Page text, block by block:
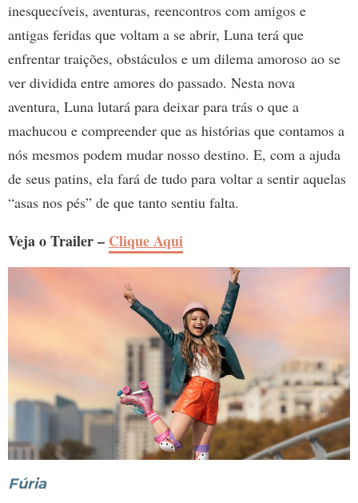
inesquecíveis, aventuras, reencontros com amigos e
antigas feridas que voltam a se abrir, Luna terá que
enfrentar traições, obstáculos e um dilema amoroso ao se
ver dividida entre amores do passado. Nesta nova
aventura, Luna lutará para deixar para trás o que a
machucou e compreender que as histórias que contamos a
nós mesmos podem mudar nosso destino. E, com a ajuda
de seus patins, ela fará de tudo para voltar a sentir aquelas
“asas nos pés” de que tanto sentiu falta.
Veja o Trailer – Clique Aqui
Fúria